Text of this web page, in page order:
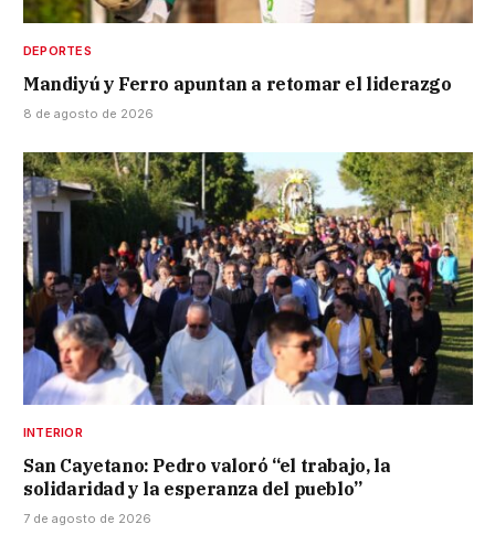
DEPORTES
Mandiyú y Ferro apuntan a retomar el liderazgo
8 de agosto de 2026
INTERIOR
San Cayetano: Pedro valoró “el trabajo, la
solidaridad y la esperanza del pueblo”
7 de agosto de 2026